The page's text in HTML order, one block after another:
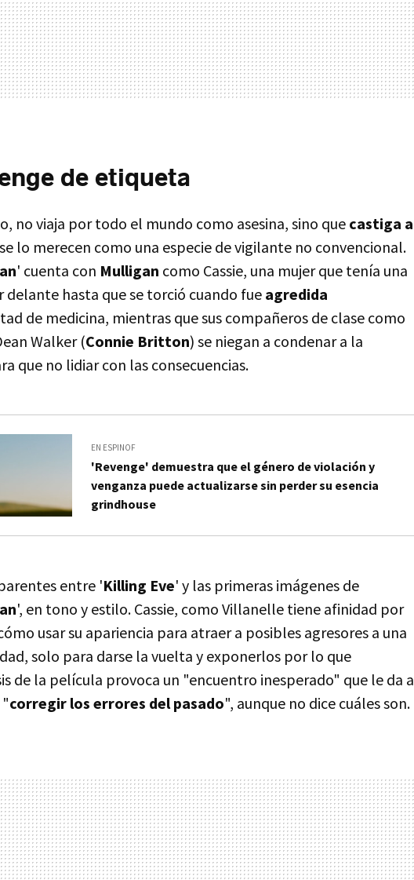
de etiqueta
no viaja por todo el mundo como asesina, sino quecastiga a
lo merecen como una especie de vigilante no convencional.
' cuenta con Mulligan como Cassie, una mujer que tenía una
hasta que se torció cuando fueagredida
de medicina, mientras que sus compañeros de clase como
Walker (Connie Britton) se niegan a condenar a la
que no lidiar con las consecuencias.
EN ESPINOF
'Revenge' demuestra que el género de violación y
venganza puede actualizarse sin perder su esencia
grindhouse
entre 'Killing Eve' y las primeras imágenes de
', en tono y estilo. Cassie, como Villanelle tiene afinidad por
usar su apariencia para atraer a posibles agresores a una
solo para darse la vuelta y exponerlos por lo que
de la película provoca un "encuentro inesperado" que le da a
corregir los errores del pasado", aunque no dice cuáles son.